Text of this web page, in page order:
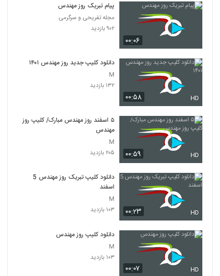
۰۰:۰۶
پیام تبریک روز مهندس
مجله تفریحی و سرگرمی
۹۰۲ بازدید
۰۰:۵۸ HD
دانلود کلیپ جدید روز مهندس ۱۴۰۱
M
۱۳۲ بازدید
۰۰:۵۹ HD
۵ اسفند روز مهندس مبارک/ کلیپ روز
مهندس
M
۲۰۵ بازدید
۰۰:۲۳ HD
دانلود کلیپ تبریک روز مهندس 5
اسفند
M
۱۰۳ بازدید
۰۰:۰۷ HD
دانلود کلیپ روز مهندس
M
۱۰۳ بازدید